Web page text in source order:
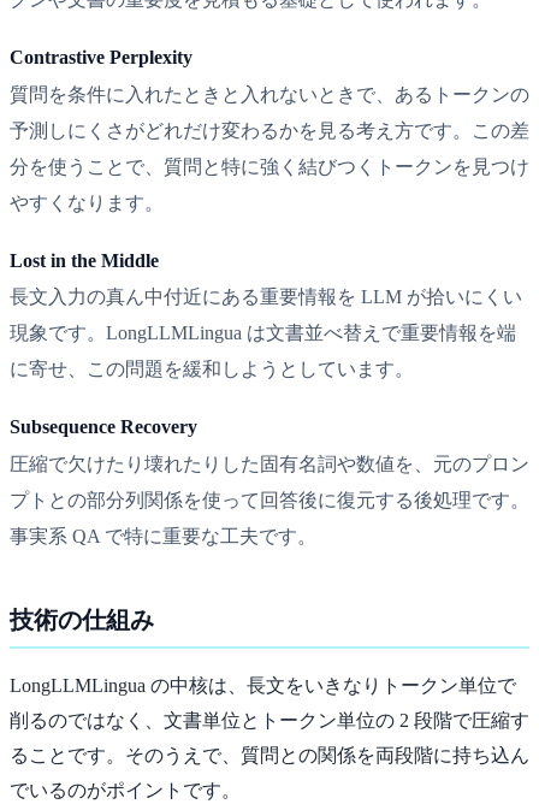
Contrastive Perplexity
質問を条件に入れたときと入れないときで、あるトークンの
予測しにくさがどれだけ変わるかを見る考え方です。この差
分を使うことで、質問と特に強く結びつくトークンを見つけ
やすくなります。
Lost in the Middle
長文入力の真ん中付近にある重要情報を LLM が拾いにくい
現象です。LongLLMLingua は文書並べ替えで重要情報を端
に寄せ、この問題を緩和しようとしています。
Subsequence Recovery
圧縮で欠けたり壊れたりした固有名詞や数値を、元のプロン
プトとの部分列関係を使って回答後に復元する後処理です。
事実系 QA で特に重要な工夫です。
技術の仕組み
LongLLMLingua の中核は、長文をいきなりトークン単位で
削るのではなく、文書単位とトークン単位の 2 段階で圧縮す
ることです。そのうえで、質問との関係を両段階に持ち込ん
でいるのがポイントです。